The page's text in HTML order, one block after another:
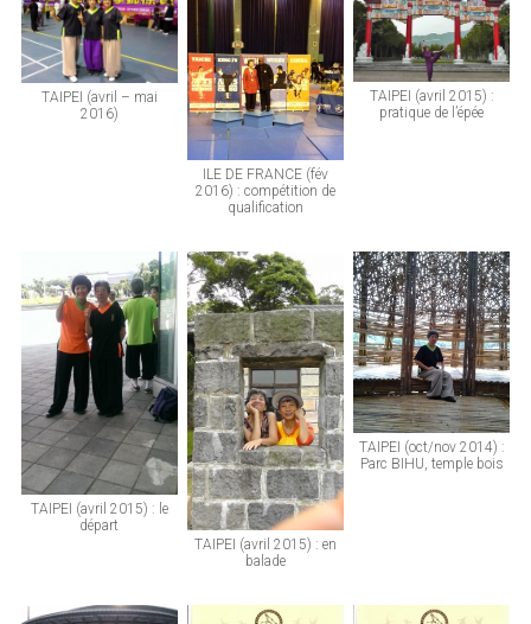
TAIPEI (avril – mai
2016)
ILE DE FRANCE (fév
2016) : compétition de
qualification
TAIPEI (avril 2015) :
pratique de l’épée
TAIPEI (avril 2015) : le
départ
TAIPEI (avril 2015) : en
balade
TAIPEI (oct/nov 2014) :
Parc BIHU, temple bois